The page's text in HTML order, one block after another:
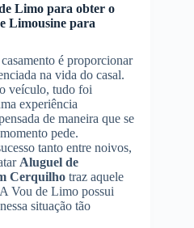
Limo para obter o
Limousine para
é proporcionar
na vida do casal.
veículo, tudo foi
experiência
de maneira que se
pede.
tanto entre noivos,
Aluguel de
Cerquilho traz aquele
Vou de Limo possui
situação tão